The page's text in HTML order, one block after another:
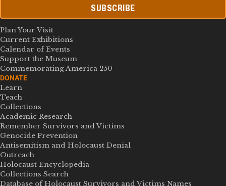
SUBSCRIBE
Plan Your Visit
Current Exhibitions
Calendar of Events
Support the Museum
Commemorating America 250
DONATE
Learn
Teach
Collections
Academic Research
Remember Survivors and Victims
Genocide Prevention
Antisemitism and Holocaust Denial
Outreach
Holocaust Encyclopedia
Collections Search
Database of Holocaust Survivors and Victims Names